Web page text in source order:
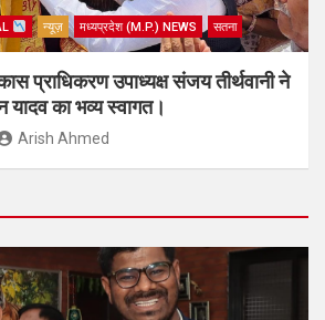
न्यूज़ मध्यप्रदेश (M.P.) NEWS सतना
प्राधिकरण उपाध्यक्ष संजय तीर्थवानी ने
यादव का भव्य स्वागत।
Arish Ahmed